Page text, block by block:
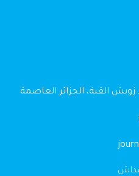
القبة، الجزائر العاصمة